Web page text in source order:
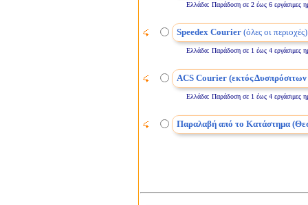
Ελλάδα: Παράδοση σε 2 έως 6 εργάσιμες
Speedex Courier(όλες οι περιοχές)
Ελλάδα: Παράδοση σε 1 έως 4 εργάσιμες
ACS Courier (εκτός
Ελλάδα: Παράδοση σε 1 έως 4 εργάσιμες
Παραλαβή από το Κατάστημα